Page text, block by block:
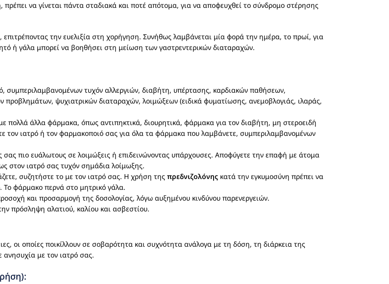
να γίνεται πάντα σταδιακά και ποτέ απότομα, για να αποφευχθεί το σύνδρομο στέρησης
την ευελιξία στη χορήγηση. Συνήθως λαμβάνεται μία φορά την ημέρα, το πρωί, για
ή γάλα μπορεί να βοηθήσει στη μείωση των γαστρεντερικών διαταραχών.
συμπεριλαμβανομένων τυχόν αλλεργιών, διαβήτη, υπέρτασης, καρδιακών παθήσεων,
ψυχιατρικών διαταραχών, λοιμώξεων (ειδικά φυματίωσης, ανεμοβλογιάς, ιλαράς,
πολλά άλλα φάρμακα, όπως αντιπηκτικά, διουρητικά, φάρμακα για τον διαβήτη, μη στεροειδή
ιατρό ή τον φαρμακοποιό σας για όλα τα φάρμακα που λαμβάνετε, συμπεριλαμβανομένων
σας πιο ευάλωτους σε λοιμώξεις ή επιδεινώνοντας υπάρχουσες. Αποφύγετε την επαφή με άτομα
στον ιατρό σας τυχόν σημάδια λοίμωξης.
συζητήστε το με τον ιατρό σας. Η χρήση της πρεδνιζολόνης κατά την εγκυμοσύνη πρέπει να
Το φάρμακο περνά στο μητρικό γάλα.
και προσαρμογή της δοσολογίας, λόγω αυξημένου κινδύνου παρενεργειών.
πρόσληψη αλατιού, καλίου και ασβεστίου.
οι οποίες ποικίλλουν σε σοβαρότητα και συχνότητα ανάλογα με τη δόση, τη διάρκεια της
ανησυχία με τον ιατρό σας.